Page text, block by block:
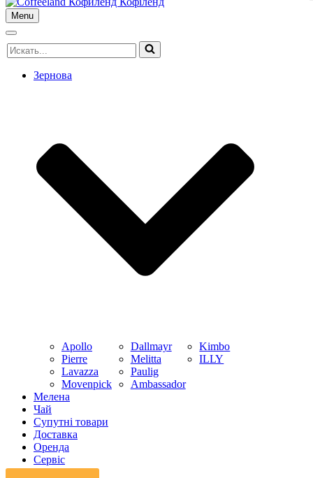
Menu
Меню
Меню
навігації
Шукати...
Зернова
Apollo
Pierre
Lavazza
Movenpick
Dallmayr
Melitta
Paulig
Ambassador
Kimbo
ILLY
Мелена
Чай
Супутні товари
Доставка
Оренда
Cервіс